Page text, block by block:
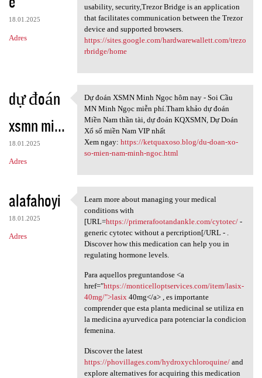
18.01.2025
Adres
usability, security,Trezor Bridge is an application
that facilitates communication between the Trezor
device and supported browsers.
https://sites.google.com/hardwarewallett.com/trezo
rbridge/home
dự đoán
xsmn mi...
18.01.2025
Adres
Dự đoán XSMN Minh Ngọc hôm
Dự đoán XSMN Minh Ngọc hôm nay - Soi Cầu
MN Minh Ngọc miễn phí.Tham khảo dự đoán
Miền Nam thần tài, dự đoán KQXSMN, Dự Doán
Xổ số miền Nam VIP nhất
Xem ngay: https://ketquaxoso.blog/du-doan-xo-
so-mien-nam-minh-ngoc.html
alafahoyi
18.01.2025
Adres
Learn more about managing
Learn more about managing your medical
conditions with
[URL=https://primerafootandankle.com/cytotec/-
generic cytotec without a percription[/URL - .
Discover how this medication can help you in
regulating hormone levels.
Para aquellos preguntandose <a
href="https://monticelloptservices.com/item/lasix-
40mg/">lasix40mg</a> , es importante
comprender que esta planta medicinal se utiliza en
la medicina ayurvedica para potenciar la condicion
femenina.
Discover the latest
https://phovillages.com/hydroxychloroquine/and
explore alternatives for acquiring this medication